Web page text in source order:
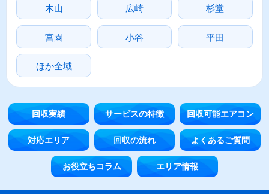
木山 広崎 杉堂
宮園 小谷 平田
ほか全域
回収実績 サービスの特徴 回収可能エアコン
対応エリア 回収の流れ よくあるご質問
お役立ちコラム エリア情報